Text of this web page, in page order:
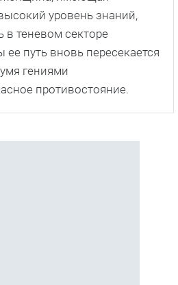
уровень знаний,
в теневом секторе
путь вновь пересекается
гениями
противостояние.